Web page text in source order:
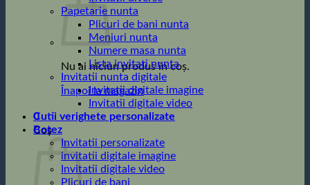
Nu ai niciun produs în coș.
Înapoi la magazin
0
Coș
Papetarie nunta
Plicuri de bani nunta
Meniuri nunta
Numere masa nunta
Lista invitati nunta
Invitatii nunta digitale
Invitatii digitale imagine
Invitatii digitale video
Cutii verighete personalizate
Botez
Invitatii personalizate
invitatii digitale imagine
Invitatii digitale video
Plicuri de bani